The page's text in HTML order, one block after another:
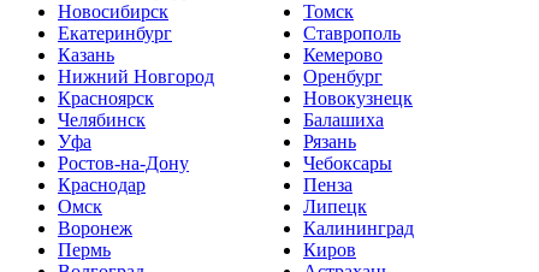
Новосибирск
Екатеринбург
Казань
Нижний Новгород
Красноярск
Челябинск
Уфа
Ростов-на-Дону
Краснодар
Омск
Воронеж
Пермь
Томск
Ставрополь
Кемерово
Оренбург
Новокузнецк
Балашиха
Рязань
Чебоксары
Пенза
Липецк
Калининград
Киров